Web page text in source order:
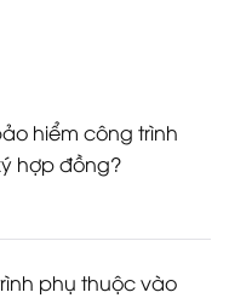
hiểm công trình
hợp đồng?
phụ thuộc vào